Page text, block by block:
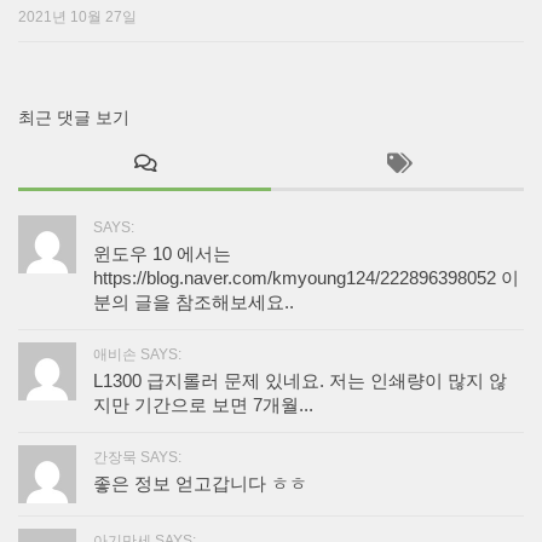
2021년 10월 27일
최근 댓글 보기
SAYS:
윈도우 10 에서는
https://blog.naver.com/kmyoung124/222896398052 이
분의 글을 참조해보세요..
애비손 SAYS:
L1300 급지롤러 문제 있네요. 저는 인쇄량이 많지 않
지만 기간으로 보면 7개월...
간장묵 SAYS:
좋은 정보 얻고갑니다 ㅎㅎ